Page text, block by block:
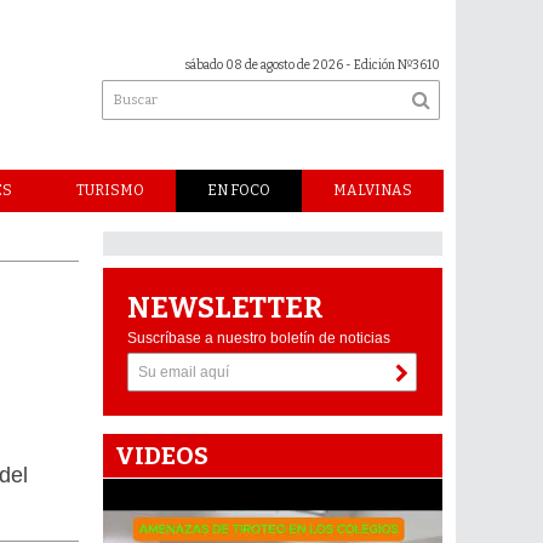
sábado 08 de agosto de 2026 - Edición Nº3610
TURISMO EN FOCO MALVINAS
NEWSLETTER
Suscríbase a nuestro boletín de noticias
VIDEOS